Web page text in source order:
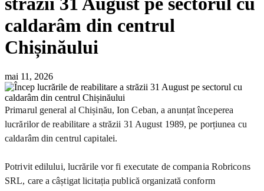
caldarâm din centrul
Chișinăului
mai 11, 2026
Primarul general al Chișinău, Ion Ceban, a anunțat începerea
lucrărilor de reabilitare a străzii 31 August 1989, pe porțiunea cu
caldarâm din centrul capitalei.
Potrivit edilului, lucrările vor fi executate de compania Robricons
SRL, care a câștigat licitația publică organizată conform